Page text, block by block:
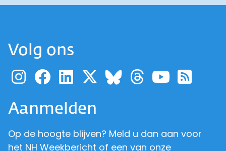
Volg ons
Ga naar de pagina van
Ga naar de pagina
Ga naar de
Ga naar de
Ga naar de
Ga naar
Ga
Aanmelden
Op de hoogte blijven? Meld u dan aan voor
het NH Weekbericht of een van onze